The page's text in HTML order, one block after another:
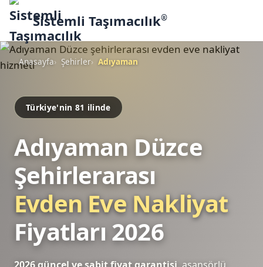
Sistemli Taşımacılık®
Anasayfa Şehirler Adıyaman
Türkiye'nin 81 ilinde
Adıyaman Düzce
Şehirlerarası
Evden Eve Nakliyat
Fiyatları 2026